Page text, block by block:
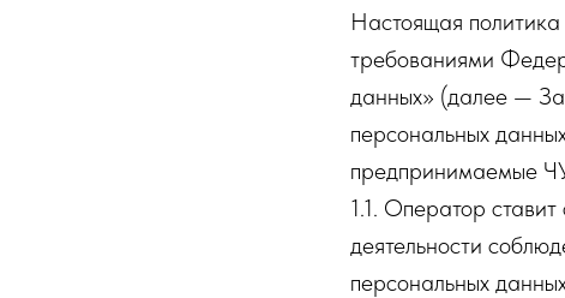
Настоящая политика
требованиями
данных» (далее —
персональных
предпринимаемые
1.1. Оператор
деятельности
персональных